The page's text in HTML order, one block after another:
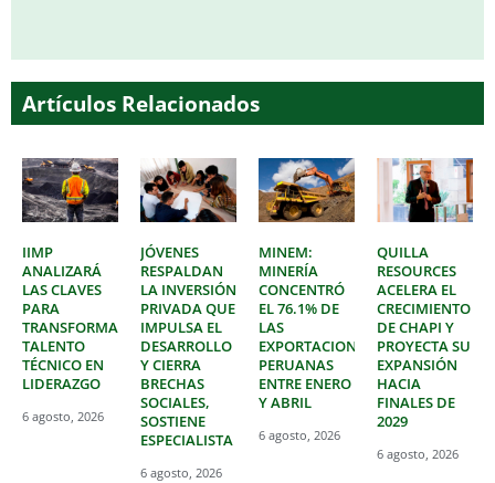
Artículos Relacionados
IIMP
ANALIZARÁ
LAS CLAVES
PARA
TRANSFORMAR
TALENTO
TÉCNICO EN
LIDERAZGO
6 agosto, 2026
JÓVENES
RESPALDAN
LA INVERSIÓN
PRIVADA QUE
IMPULSA EL
DESARROLLO
Y CIERRA
BRECHAS
SOCIALES,
SOSTIENE
ESPECIALISTA
6 agosto, 2026
MINEM:
MINERÍA
CONCENTRÓ
EL 76.1% DE
LAS
EXPORTACIONES
PERUANAS
ENTRE ENERO
Y ABRIL
6 agosto, 2026
QUILLA
RESOURCES
ACELERA EL
CRECIMIENTO
DE CHAPI Y
PROYECTA SU
EXPANSIÓN
HACIA
FINALES DE
2029
6 agosto, 2026